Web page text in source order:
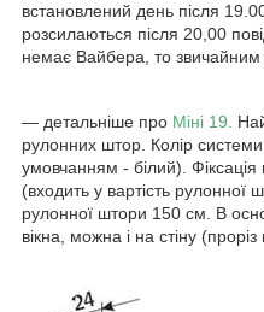
встановлений день після
розсилаються після 20,00
немає Вайбера, то
― детальніше про Міні 19.
рулонних штор. Колір
умовчанням - білий). Фіксація
(входить у вартість
рулонної штори 150 см. В
вікна, можна і на стіну (проріз